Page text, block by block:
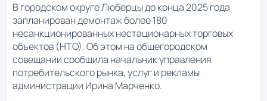
В городском округе Люберцы до конца 2025 года
запланирован демонтаж более 180
несанкционированных нестационарных торговых
объектов (НТО). Об этом на общегородском
совещании сообщила начальник управления
потребительского рынка, услуг и рекламы
администрации Ирина Марченко.